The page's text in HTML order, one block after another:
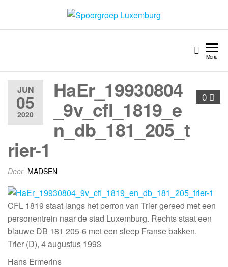
Spoorgroep Luxemburg
Menu
JUN
05
2020
0
HaEr_19930804
_9v_cfl_1819_e
n_db_181_205_t
rier-1
Door MADSEN
CFL 1819 staat langs het perron van Trier gereed met een
personentrein naar de stad Luxemburg. Rechts staat een
blauwe DB 181 205-6 met een sleep Franse bakken.
Trier (D), 4 augustus 1993
Hans Ermerins